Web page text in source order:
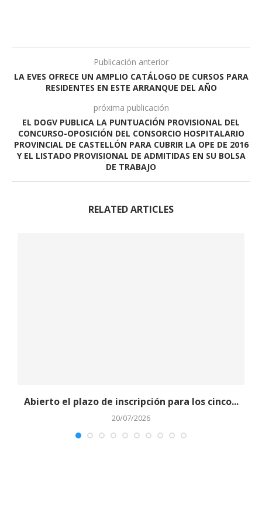
Publicación anterior
LA EVES OFRECE UN AMPLIO CATÁLOGO DE CURSOS PARA
RESIDENTES EN ESTE ARRANQUE DEL AÑO
próxima publicación
EL DOGV PUBLICA LA PUNTUACIÓN PROVISIONAL DEL
CONCURSO-OPOSICIÓN DEL CONSORCIO HOSPITALARIO
PROVINCIAL DE CASTELLÓN PARA CUBRIR LA OPE DE 2016
Y EL LISTADO PROVISIONAL DE ADMITIDAS EN SU BOLSA
DE TRABAJO
RELATED ARTICLES
Abierto el plazo de inscripción para los cinco...
20/07/2026